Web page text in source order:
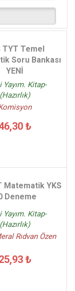
TYT Temel
Soru Bankası
YENİ
Yayım. Kitap-
(Hazırlık)
₺
Matematik YKS
Deneme
Yayım. Kitap-
(Hazırlık)
Rıdvan Özen
₺